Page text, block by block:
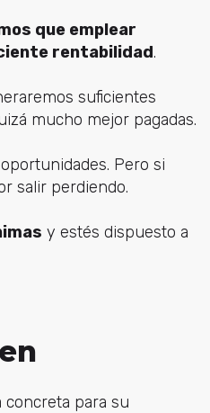
que emplear
rentabilidad.
suficientes
mucho mejor pagadas.
Pero si
salir perdiendo.
y estés dispuesto a
para su